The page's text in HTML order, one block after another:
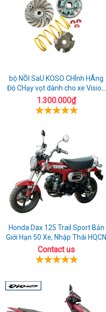
bộ NỒI SaU KOSO CHÍnh HÃng
Độ CHạy vọt dành cho xe Vision
110
1.300.000₫
Honda Dax 125 Trail Sport Bản
Giới Hạn 50 Xe, Nhập Thái HQCN
Contact us